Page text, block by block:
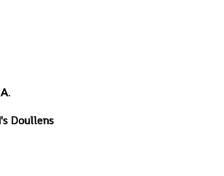
.
Doullens